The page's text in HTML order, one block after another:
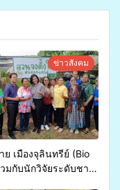
ข่าวสังคม
ย เมืองจุลินทรีย์ (Bio
มกับนักวิจัยระดับชาติ